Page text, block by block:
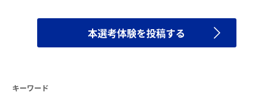
本選考体験を投稿する
キーワード